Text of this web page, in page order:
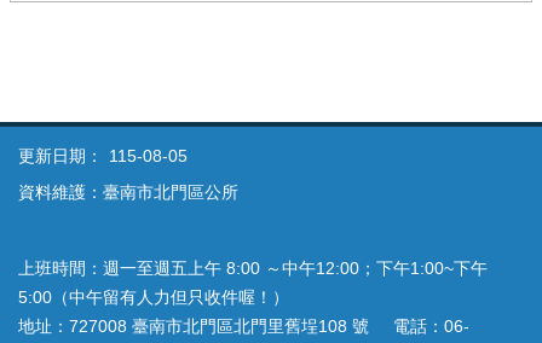
更新日期：
115-08-05
資料維護：臺南市北門區公所
上班時間：週一至週五上午 8:00 ～中午12:00；下午1:00~下午
5:00（中午留有人力但只收件喔！）
地址：727008 臺南市北門區北門里舊埕108 號 電話：06-